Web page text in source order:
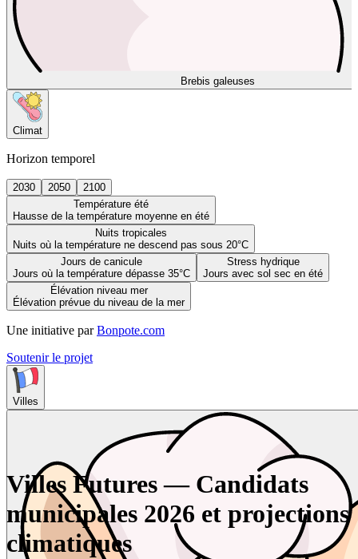
Brebis galeuses
Climat
Horizon temporel
2030 2050
2100
Température été
Hausse de la température moyenne en été
Nuits tropicales
Nuits où la température ne descend pas sous 20°C
Jours de canicule
Jours où la température dépasse 35°C
Stress hydrique
Jours avec sol sec en été
Élévation niveau mer
Élévation prévue du niveau de la mer
Une initiative par Bonpote.com
Soutenir le projet
Villes
Villes Futures — Candidats
municipales 2026 et projections
climatiques